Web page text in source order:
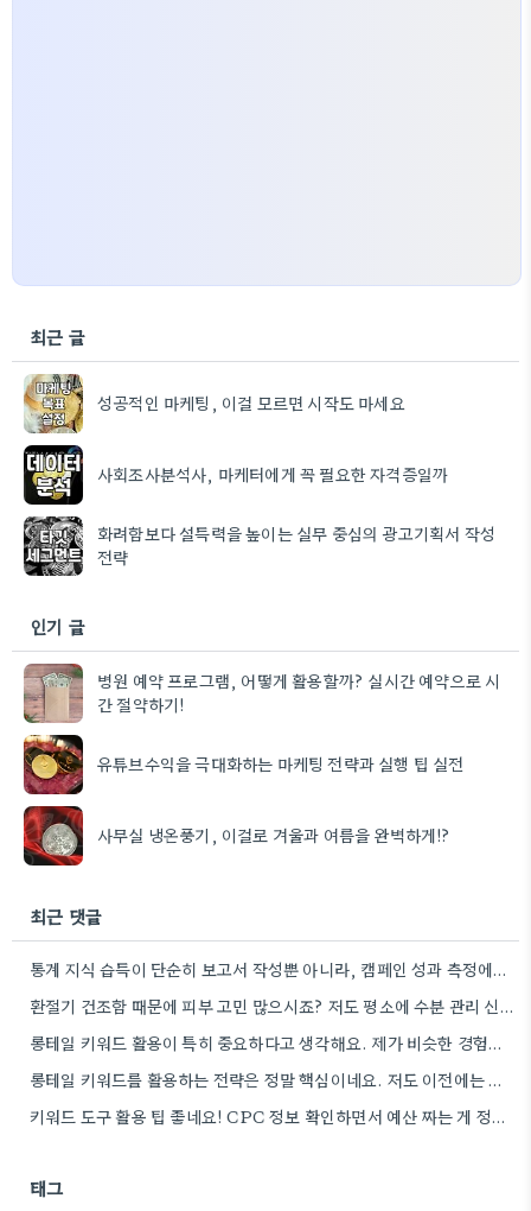
최근 글
성공적인 마케팅, 이걸 모르면 시작도 마세요
사회조사분석사, 마케터에게 꼭 필요한 자격증일까
화려함보다 설득력을 높이는 실무 중심의 광고기획서 작성
전략
인기 글
병원 예약 프로그램, 어떻게 활용할까? 실시간 예약으로 시
간 절약하기!
유튜브수익을 극대화하는 마케팅 전략과 실행 팁 실전
사무실 냉온풍기, 이걸로 겨울과 여름을 완벽하게!?
최근 댓글
통계 지식 습득이 단순히 보고서 작성뿐 아니라, 캠페인 성과 측정에도 도움이 된다니 흥미롭네요.
환절기 건조함 때문에 피부 고민 많으시죠? 저도 평소에 수분 관리 신경 쓰느라 시간 오래 뺏깁니다.
롱테일 키워드 활용이 특히 중요하다고 생각해요. 제가 비슷한 경험을 할 때, 너무 일반적인 키워드에 집중했더니…
롱테일 키워드를 활용하는 전략은 정말 핵심이네요. 저도 이전에는 너무 넓은 범위의 키워드에 집중해서 예산을 낭비했던…
키워드 도구 활용 팁 좋네요! CPC 정보 확인하면서 예산 짜는 게 정말 중요할 것 같아요.
태그